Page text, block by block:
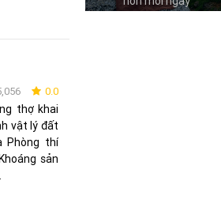
0.0
thợ khai
vật lý đất
Phòng thí
sản